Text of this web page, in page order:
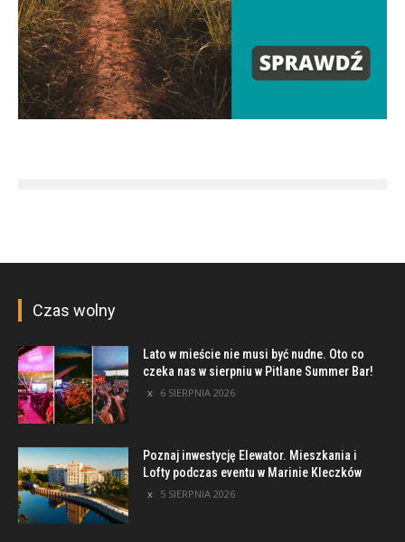
Czas wolny
Lato w mieście nie musi być nudne. Oto co
czeka nas w sierpniu w Pitlane Summer Bar!
6 SIERPNIA 2026
Poznaj inwestycję Elewator. Mieszkania i
Lofty podczas eventu w Marinie Kleczków
5 SIERPNIA 2026